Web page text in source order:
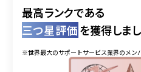
最高ランクである
三つ星評価を獲得しまし
※世界最大のサポートサービス業界のメン